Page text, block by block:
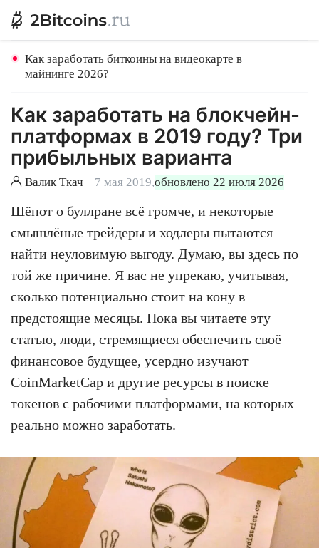
Как заработать биткоины на видеокарте в
майнинге 2026?
Как заработать на блокчейн-
платформах в 2019 году? Три
прибыльных варианта
Валик Ткач 7 мая 2019,обновлено 22 июля 2026
Шёпот о буллране всё громче, и некоторые
смышлёные трейдеры и ходлеры пытаются
найти неуловимую выгоду. Думаю, вы здесь по
той же причине. Я вас не упрекаю, учитывая,
сколько потенциально стоит на кону в
предстоящие месяцы. Пока вы читаете эту
статью, люди, стремящиеся обеспечить своё
финансовое будущее, усердно изучают
CoinMarketCap и другие ресурсы в поиске
токенов с рабочими платформами, на которых
реально можно заработать.